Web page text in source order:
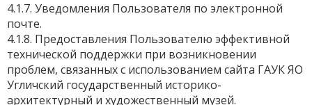
4.1.7. Уведомления Пользователя по электронной
почте.
4.1.8. Предоставления Пользователю эффективной
технической поддержки при возникновении
проблем, связанных с использованием сайта ГАУК ЯО
Угличский государственный историко-
архитектурный и художественный музей.